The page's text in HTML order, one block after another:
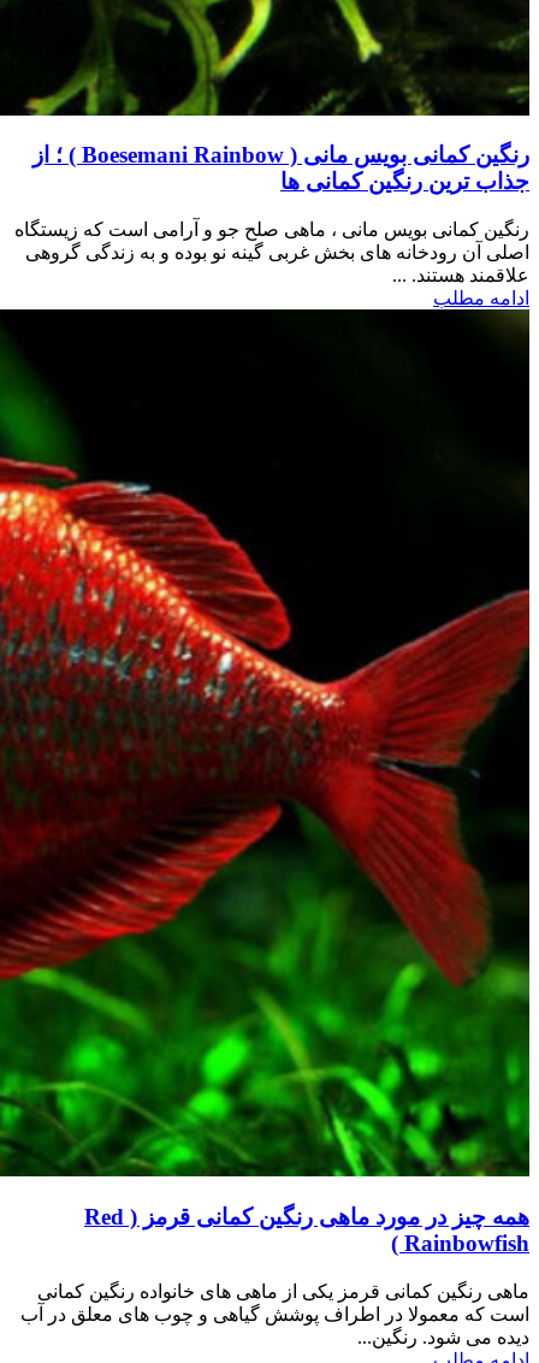
رنگین کمانی بویس مانی ( Boesemani Rainbow ) ؛ از
جذاب ترین رنگین کمانی ها
رنگین کمانی بویس مانی ، ماهی صلح جو و آرامی است که زیستگاه
اصلی آن رودخانه های بخش غربی گینه نو بوده و به زندگی گروهی
علاقمند هستند. ...
ادامه مطلب
همه چیز در مورد ماهی رنگین کمانی قرمز ( Red
Rainbowfish )
ماهی رنگین کمانی قرمز یکی از ماهی های خانواده رنگین کمانی
است که معمولا در اطراف پوشش گیاهی و چوب های معلق در آب
دیده می شود. رنگین...